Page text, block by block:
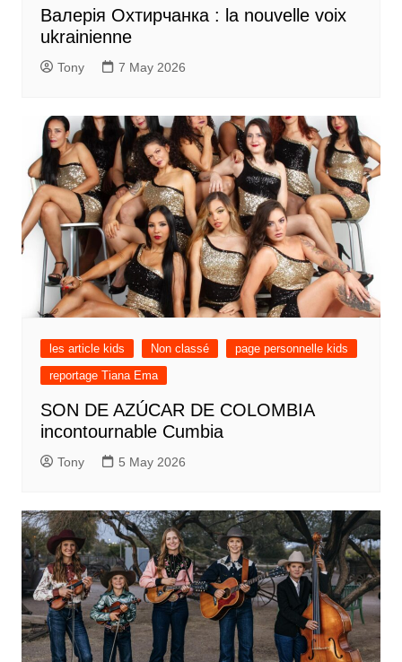
Валерія Охтирчанка : la nouvelle voix
ukrainienne
Tony 7 May 2026
les article kids Non classé
page personnelle kids
reportage Tiana Ema
SON DE AZÚCAR DE COLOMBIA
incontournable Cumbia
Tony 5 May 2026